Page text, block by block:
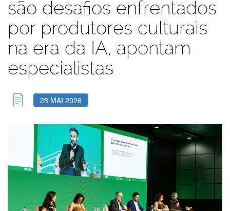
são desafios enfrentados
por produtores culturais
na era da IA, apontam
especialistas
28 MAI 2026